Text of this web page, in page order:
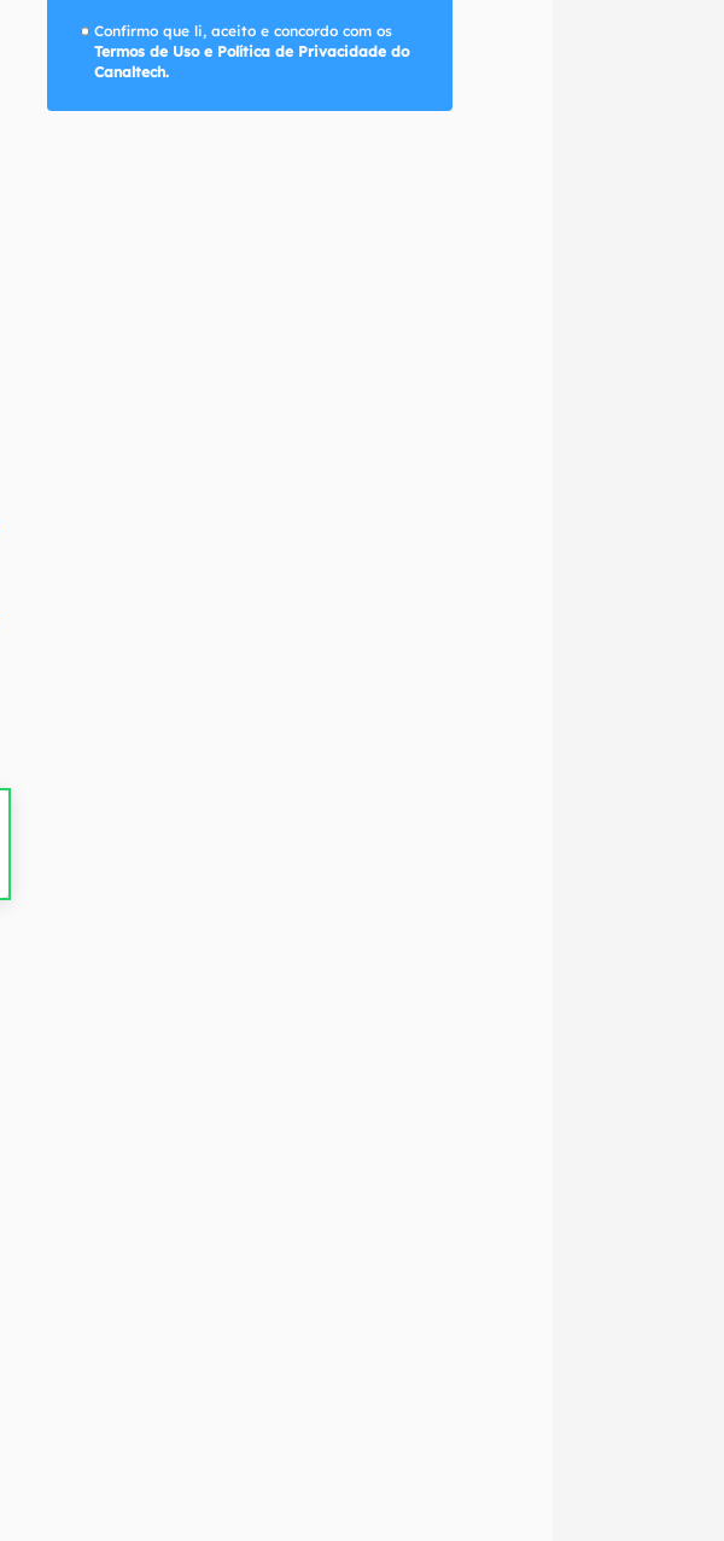
Confirmo que li, aceito e concordo com os
Termos de Uso e Política de Privacidade do
Canaltech.